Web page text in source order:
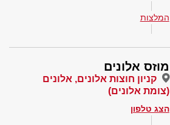
המלצות
מוזס אלונים
קניון חוצות אלונים, אלונים
(צומת אלונים)
הצג טלפון